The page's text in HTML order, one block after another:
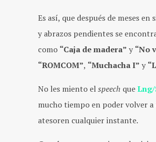
Es así, que después de meses
y abrazos pendientes se
como “Caja de madera” y “No
“ROMCOM”, “Muchacha I” y
No les miento elspeech que
mucho tiempo en poder volver
atesoren cualquier instante.